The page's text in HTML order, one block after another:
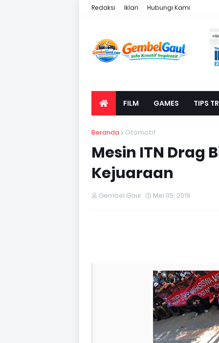
Redaksi Iklan Hubungi Kami
FILM GAMES TIPS
Beranda Otomotif
Mesin ITN Drag
Kejuaraan
Gembel Gaul Mei 05, 2019